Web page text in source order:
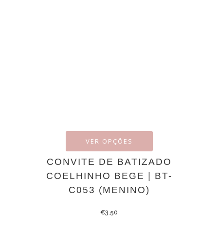
VER OPÇÕES
CONVITE DE BATIZADO
COELHINHO BEGE | BT-
C053 (MENINO)
€3.50